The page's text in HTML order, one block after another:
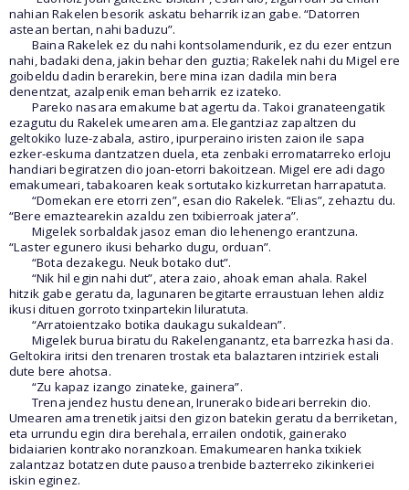
nahian Rakelen besorik askatu beharrik izan gabe. “Datorren
astean bertan, nahi baduzu”.
Baina Rakelek ez du nahi kontsolamendurik, ez du ezer entzun
nahi, badaki dena, jakin behar den guztia; Rakelek nahi du Migel ere
goibeldu dadin berarekin, bere mina izan dadila min bera
denentzat, azalpenik eman beharrik ez izateko.
Pareko nasara emakume bat agertu da. Takoi granateengatik
ezagutu du Rakelek umearen ama. Elegantziaz zapaltzen du
geltokiko luze-zabala, astiro, ipurperaino iristen zaion ile sapa
ezker-eskuma dantzatzen duela, eta zenbaki erromatarreko erloju
handiari begiratzen dio joan-etorri bakoitzean. Migel ere adi dago
emakumeari, tabakoaren keak sortutako kizkurretan harrapatuta.
“Domekan ere etorri zen”, esan dio Rakelek. “Elias”, zehaztu du.
“Bere emaztearekin azaldu zen txibierroak jatera”.
Migelek sorbaldak jasoz eman dio lehenengo erantzuna.
“Laster egunero ikusi beharko dugu, orduan”.
“Bota dezakegu. Neuk botako dut”.
“Nik hil egin nahi dut”, atera zaio, ahoak eman ahala. Rakel
hitzik gabe geratu da, lagunaren begitarte erraustuan lehen aldiz
ikusi dituen gorroto txinpartekin liluratuta.
“Arratoientzako botika daukagu sukaldean”.
Migelek burua biratu du Rakelenganantz, eta barrezka hasi da.
Geltokira iritsi den trenaren trostak eta balaztaren intziriek estali
dute bere ahotsa.
“Zu kapaz izango zinateke, gainera”.
Trena jendez hustu denean, Irunerako bideari berrekin dio.
Umearen ama trenetik jaitsi den gizon batekin geratu da berriketan,
eta urrundu egin dira berehala, errailen ondotik, gainerako
bidaiarien kontrako noranzkoan. Emakumearen hanka txikiek
zalantzaz botatzen dute pausoa trenbide bazterreko zikinkeriei
iskin eginez.